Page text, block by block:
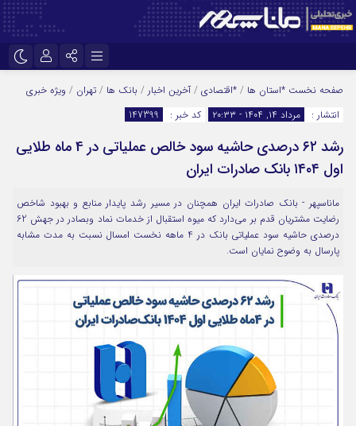
اینستاگرام
تلگرام
سروش
ایتا
آپارات
نام کاربری یا نشانی ایمیل
رمز عبور
مرا به خاطر بسپار
صفحه نخست *استان ها / *اقتصادی / آخرین اخبار / بانک ها / تهران / ویژه خبری
انتشار :
مرداد ۱۴, ۱۴۰۴ - ۲۰:۳۳ کد خبر : 147399
رشد ۶۲ درصدی حاشیه سود خالص عملیاتی در 4 ماه طلایی
اول ۱۴۰۴ بانک صادرات ایران
ماناسپهر - بانک صادرات ایران همچنان در مسیر رشد پایدار منابع و بهبود شاخص
رضایت مشتریان قدم بر‌ می‌دارد که میوه استقبال از خدمات نماد وبصادر در جهش 62
درصدی حاشیه سود عملیاتی بانک در 4 ماهه نخست امسال نسبت به مدت مشابه
پارسال به وضوح نمایان است.